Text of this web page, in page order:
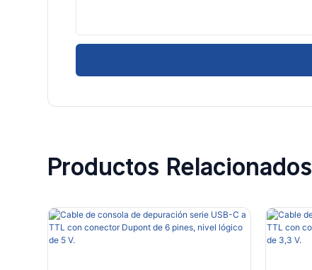
Productos Relacionados